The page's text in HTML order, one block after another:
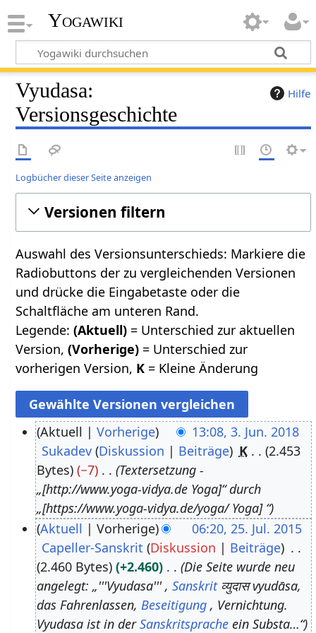
Yogawiki
Hilfe
Vyudasa:
Versionsgeschichte
Logbücher dieser Seite anzeigen
Versionen filtern
Auswahl des Versionsunterschieds: Markiere die
Radiobuttons der zu vergleichenden Versionen
und drücke die Eingabetaste oder die
Schaltfläche am unteren Rand.
Legende:(Aktuell) = Unterschied zur aktuellen
Version,(Vorherige) = Unterschied zur
vorherigen Version, K = Kleine Änderung
n
Aktuell Vorherige
13:08, 3. Jun. 2018
Sukadev Diskussion Beiträge K
2.453
Bytes
−7
Textersetzung -
„[http://www.yoga-vidya.de Yoga]“ durch
„[https://www.yoga-vidya.de/yoga/ Yoga] “
Aktuell Vorherige
06:20, 25. Jul. 2015
Capeller-Sanskrit Diskussion
Beiträge
2.460 Bytes
+2.460
Die Seite wurde neu
angelegt: „'''Vyudasa''' , Sanskritव्युदास vyudāsa,
das Fahrenlassen, Beseitigung, Vernichtung.
Vyudasa ist in derSanskritspracheein Substa…“